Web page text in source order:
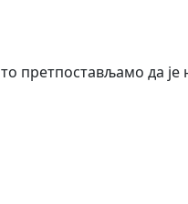
претпостављамо да је